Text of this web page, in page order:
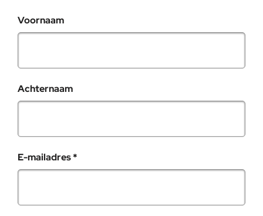
Voornaam
Achternaam
E-mailadres*